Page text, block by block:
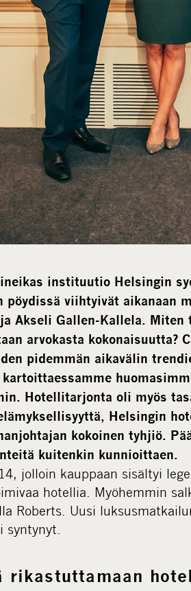
instituutio Helsingin
pöydissä viihtyivät aikanaan
Akseli Gallen-Kallela.
arvokasta kokonaisuutta?
pidemmän aikavälin
Hotellitarjonta oli myös
Helsingin
kokoinen tyhjiö.
kuitenkin kunnioittaen.
jolloin kauppaan sisältyi
hotellia. Myöhemmin
Roberts. Uusi
syntynyt.
rikastuttamaan